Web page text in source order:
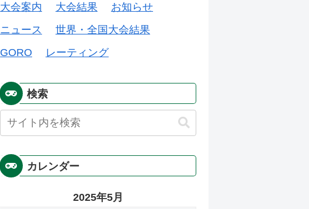
大会案内 大会結果
お知らせ
ニュース
世界・全国大会結果
GORO
レーティング
検索
カレンダー
2025年5月